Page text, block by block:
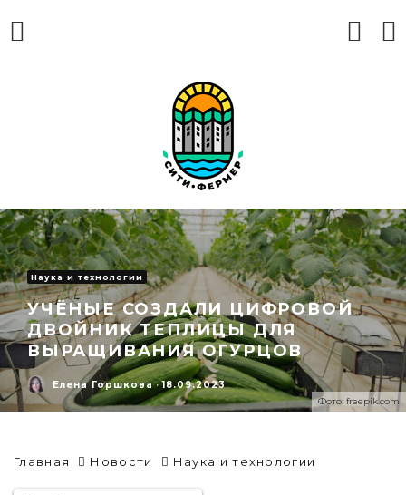
Фото: freepik.com
Наука и технологии
УЧЁНЫЕ СОЗДАЛИ ЦИФРОВОЙ
ДВОЙНИК ТЕПЛИЦЫ ДЛЯ
ВЫРАЩИВАНИЯ ОГУРЦОВ
Елена Горшкова · 18.09.2023
Главная Новости Наука и технологии